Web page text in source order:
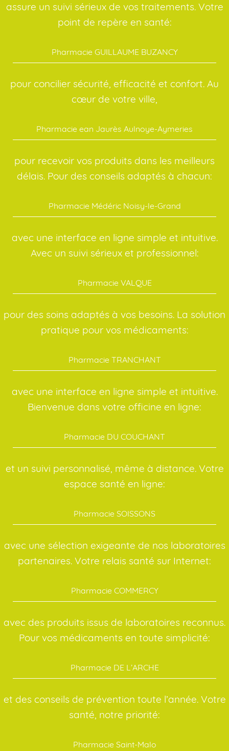
assure un suivi sérieux de vos traitements. Votre
point de repère en santé:
Pharmacie GUILLAUME BUZANCY
pour concilier sécurité, efficacité et confort. Au
cœur de votre ville,
Pharmacie ean Jaurès Aulnoye-Aymeries
pour recevoir vos produits dans les meilleurs
délais. Pour des conseils adaptés à chacun:
Pharmacie Médéric Noisy-le-Grand
avec une interface en ligne simple et intuitive.
Avec un suivi sérieux et professionnel:
Pharmacie VALQUE
pour des soins adaptés à vos besoins. La solution
pratique pour vos médicaments:
Pharmacie TRANCHANT
avec une interface en ligne simple et intuitive.
Bienvenue dans votre officine en ligne:
Pharmacie DU COUCHANT
et un suivi personnalisé, même à distance. Votre
espace santé en ligne:
Pharmacie SOISSONS
avec une sélection exigeante de nos laboratoires
partenaires. Votre relais santé sur Internet:
Pharmacie COMMERCY
avec des produits issus de laboratoires reconnus.
Pour vos médicaments en toute simplicité:
Pharmacie DE L’ARCHE
et des conseils de prévention toute l’année. Votre
santé, notre priorité:
Pharmacie Saint-Malo